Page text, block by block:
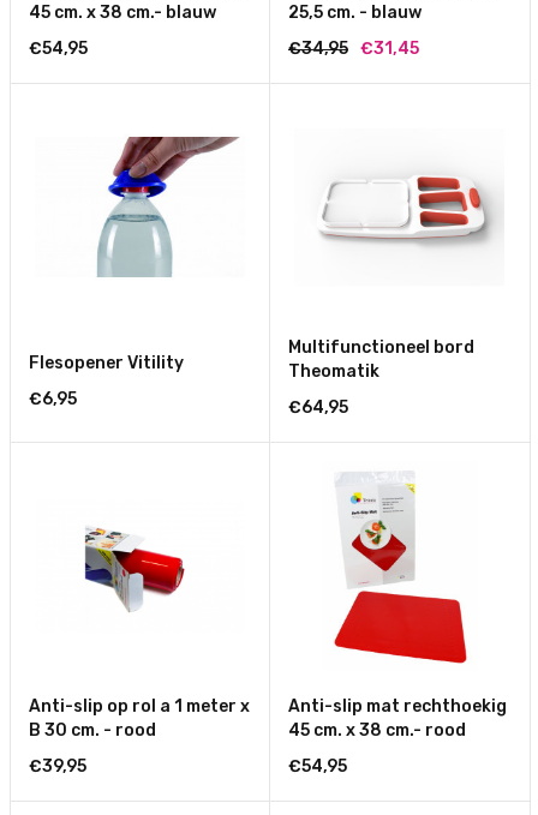
45 cm. x 38 cm.- blauw
€54,95
25,5 cm. - blauw
€34,95 €31,45
Flesopener Vitility
€6,95
Multifunctioneel bord
Theomatik
€64,95
Anti-slip op rol a 1 meter x
B 30 cm. - rood
€39,95
Anti-slip mat rechthoekig
45 cm. x 38 cm.- rood
€54,95